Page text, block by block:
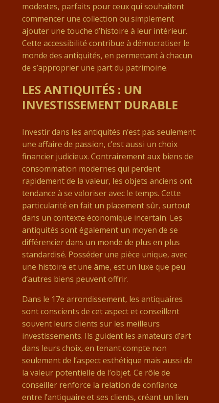
modestes, parfaits pour ceux qui souhaitent
commencer une collection ou simplement
ajouter une touche d’histoire à leur intérieur.
Cette accessibilité contribue à démocratiser le
monde des antiquités, en permettant à chacun
de s’approprier une part du patrimoine.
LES ANTIQUITÉS : UN
INVESTISSEMENT DURABLE
Investir dans les antiquités n’est pas seulement
une affaire de passion, c’est aussi un choix
financier judicieux. Contrairement aux biens de
consommation modernes qui perdent
rapidement de la valeur, les objets anciens ont
tendance à se valoriser avec le temps. Cette
particularité en fait un placement sûr, surtout
dans un contexte économique incertain. Les
antiquités sont également un moyen de se
différencier dans un monde de plus en plus
standardisé. Posséder une pièce unique, avec
une histoire et une âme, est un luxe que peu
d’autres biens peuvent offrir.
Dans le 17e arrondissement, les antiquaires
sont conscients de cet aspect et conseillent
souvent leurs clients sur les meilleurs
investissements. Ils guident les amateurs d’art
dans leurs choix, en tenant compte non
seulement de l’aspect esthétique mais aussi de
la valeur potentielle de l’objet. Ce rôle de
conseiller renforce la relation de confiance
entre l’antiquaire et ses clients, créant un lien